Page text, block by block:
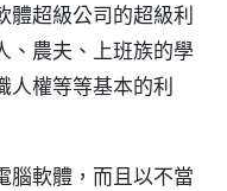
體超級公司的超級利
、農夫、上班族的學
人權等等基本的利
腦軟體，而且以不當